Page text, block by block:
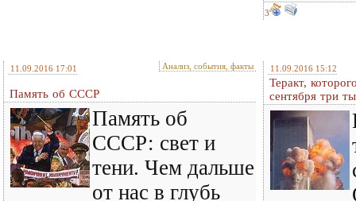
3
11.09.2016 17:01 Анализ, события, факты
Память об СССР
Память об
СССР: свет и
тени. Чем дальше
от нас в глубь
11.09.2016 15:12
Теракт,
сентября три